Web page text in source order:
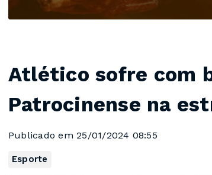
Atlético sofre com
Patrocinense na
Publicado em 25/01/2024 08:55
Esporte